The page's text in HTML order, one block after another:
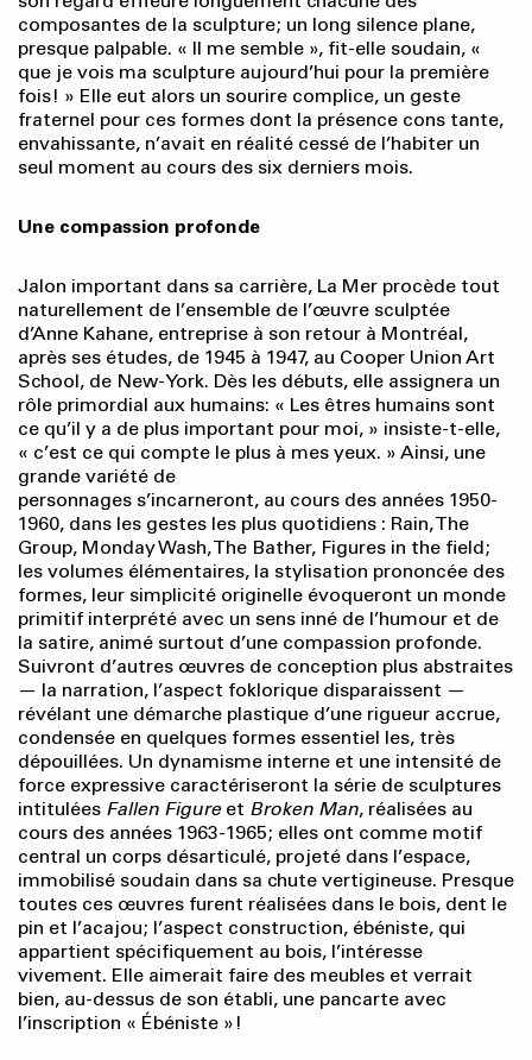
composantes de la sculpture; un long silence plane,
presque palpable. « Il me semble », fit-elle soudain, «
que je vois ma sculpture aujourd’hui pour la première
fois! » Elle eut alors un sourire complice, un geste
fraternel pour ces formes dont la présence cons tante,
envahissante, n’avait en réalité cessé de l’habiter un
seul moment au cours des six derniers mois.
Une compassion profonde
Jalon important dans sa carrière, La Mer procède tout
naturellement de l’ensemble de l’œuvre sculptée
d’Anne Kahane, entreprise à son retour à Montréal,
après ses études, de 1945 à 1947, au Cooper Union Art
School, de New-York. Dès les débuts, elle assignera un
rôle primordial aux humains: « Les êtres humains sont
ce qu’il y a de plus important pour moi, » insiste-t-elle,
« c’est ce qui compte le plus à mes yeux. » Ainsi, une
grande variété de
personnages s’incarneront, au cours des années 1950-
1960, dans les gestes les plus quotidiens : Rain, The
Group, Monday Wash, The Bather, Figures in the field;
les volumes élémentaires, la stylisation prononcée des
formes, leur simplicité originelle évoqueront un monde
primitif interprété avec un sens inné de l’humour et de
la satire, animé surtout d’une compassion profonde.
Suivront d’autres œuvres de conception plus abstraites
— la narration, l’aspect foklorique disparaissent —
révélant une démarche plastique d’une rigueur accrue,
condensée en quelques formes essentiel les, très
dépouillées. Un dynamisme interne et une intensité de
force expressive caractériseront la série de sculptures
intitulées Fallen Figureet Broken Man, réalisées au
cours des années 1963-1965; elles ont comme motif
central un corps désarticulé, projeté dans l’espace,
immobilisé soudain dans sa chute vertigineuse. Presque
toutes ces œuvres furent réalisées dans le bois, dent le
pin et l’acajou; l’aspect construction, ébéniste, qui
appartient spécifiquement au bois, l’intéresse
vivement. Elle aimerait faire des meubles et verrait
bien, au-dessus de son établi, une pancarte avec
l’inscription « Ébéniste »!